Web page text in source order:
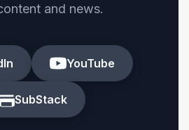
and news.
YouTube
SubStack